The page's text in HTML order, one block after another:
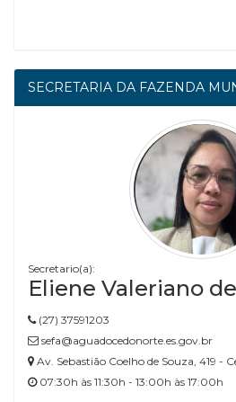
SECRETARIA DA FAZENDA
Secretario(a):
Eliene Valeriano
(27) 37591203
sefa@aguadocedonorte.es.gov.br
Av. Sebastião Coelho de Souza, 419 -
07:30h às 11:30h - 13:00h às 17:00h